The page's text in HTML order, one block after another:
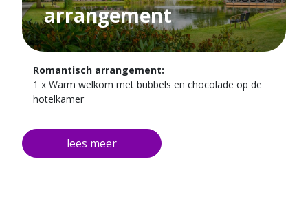
arrangement
Romantisch arrangement:
1 x Warm welkom met bubbels en chocolade op de
hotelkamer
1 x Overnachting in één van onze prachtige suites